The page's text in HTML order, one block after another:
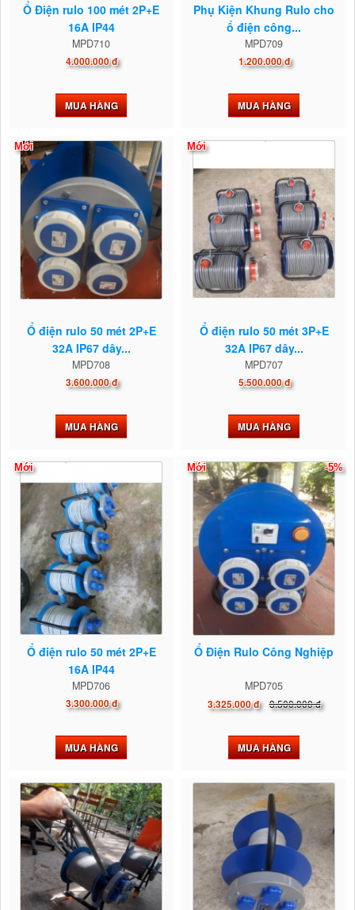
Ổ Điện rulo 100 mét 2P+E
16A IP44
MPD710
4.000.000 đ
MUA HÀNG
Phụ Kiện Khung Rulo cho
ổ điện công...
MPD709
1.200.000 đ
MUA HÀNG
Mới
Ổ điện rulo 50 mét 2P+E
32A IP67 dây...
MPD708
3.600.000 đ
MUA HÀNG
Mới
Ổ điện rulo 50 mét 3P+E
32A IP67 dây...
MPD707
5.500.000 đ
MUA HÀNG
Mới
Ổ điện rulo 50 mét 2P+E
16A IP44
MPD706
3.300.000 đ
MUA HÀNG
Mới -5%
Ổ Điện Rulo Công Nghiệp
MPD705
3.325.000 đ 3.500.000 đ
MUA HÀNG